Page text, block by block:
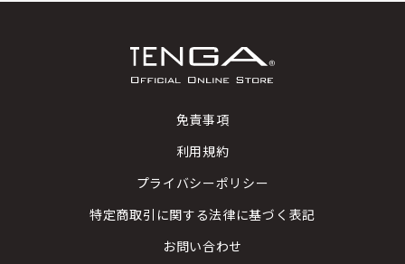
免責事項
利用規約
プライバシーポリシー
特定商取引に関する法律に基づく表記
お問い合わせ